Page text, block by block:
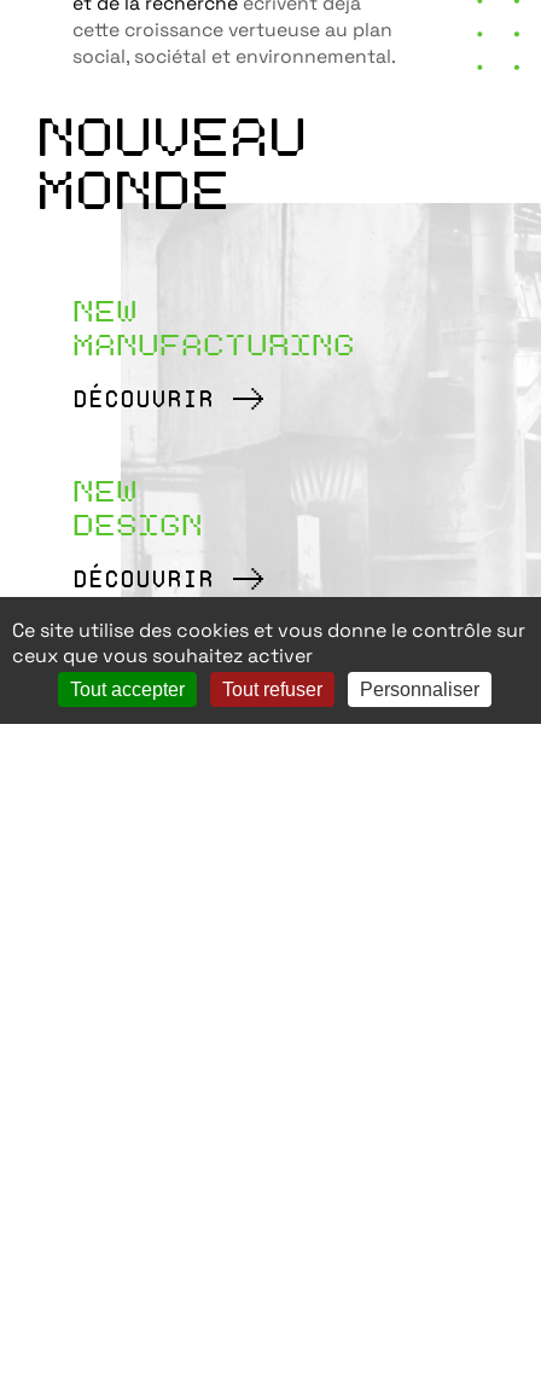
cette croissance vertueuse au plan
social, sociétal et environnemental.
NOUVEAU
MONDE
NEW
MANUFACTURING
DÉCOUVRIR
NEW
DESIGN
DÉCOUVRIR
NEW
MEDTECHS
Ce site utilise des cookies et vous donne le contrôle sur
ceux que vous souhaitez activer
Tout accepter Tout refuser Personnaliser